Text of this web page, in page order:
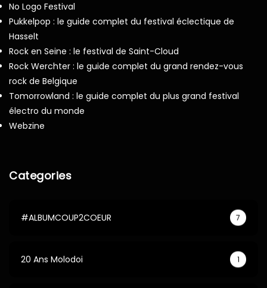
No Logo Festival
Pukkelpop : le guide complet du festival éclectique de
Hasselt
Rock en Seine : le festival de Saint-Cloud
Rock Werchter : le guide complet du grand rendez-vous
rock de Belgique
Tomorrowland : le guide complet du plus grand festival
électro du monde
Webzine
Categories
#ALBUMCOUP2COEUR 7
20 Ans Molodoi 1